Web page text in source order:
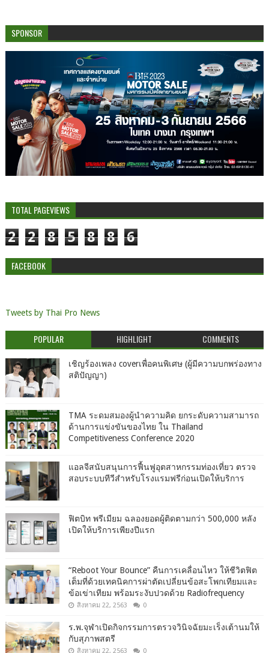
SPONSOR
TOTAL PAGEVIEWS
2 2 8 5 8 8 6
FACEBOOK
Tweets by Thai Pro News
POPULAR HIGHLIGHT COMMENTS
เชิญร้องเพลง coverเพื่อคนพิเศษ (ผู้มีความบกพร่องทาง
สติปัญญา)
TMA ระดมสมองผู้นำความคิด ยกระดับความสามารถ
ด้านการแข่งขันของไทย ใน Thailand
Competitiveness Conference 2020
แอลจีสนับสนุนการฟื้นฟูอุตสาหกรรมท่องเที่ยว ตรวจ
สอบระบบทีวีสำหรับโรงแรมฟรีก่อนเปิดให้บริการ
ฟิตบิท พรีเมียม ฉลองยอดผู้ติดตามกว่า 500,000 หลัง
เปิดให้บริการเพียงปีแรก
“Reboot Your Bounce” คืนการเคลื่อนไหว ให้ชีวิตฟิต
เต็มที่ด้วยเทคนิคการผ่าตัดเปลี่ยนข้อสะโพกเทียมและ
ข้อเข่าเทียม พร้อมระงับปวดด้วย Radiofrequency
สิงหาคม 22, 2563 0
ร.พ.จุฬาเปิดกิจกรรมการตรวจวินิจฉัยมะเร็งเต้านมให้
กับสุภาพสตรี
สิงหาคม 22, 2563 0